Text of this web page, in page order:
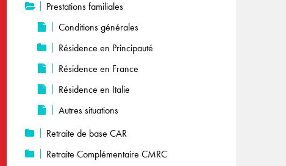
Prestations familiales
Conditions générales
Résidence en Principauté
Résidence en France
Résidence en Italie
Autres situations
Retraite de base CAR
Retraite Complémentaire CMRC